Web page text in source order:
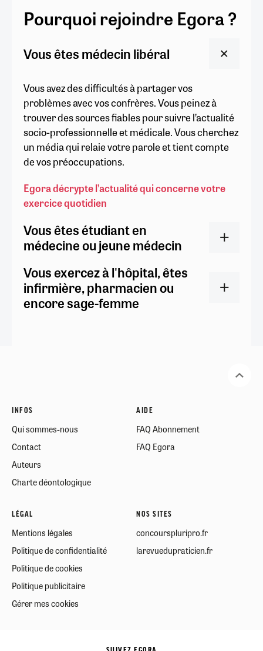
Pourquoi rejoindre Egora ?
Vous êtes médecin libéral
Vous avez des difficultés à partager vos
problèmes avec vos confrères. Vous peinez à
trouver des sources fiables pour suivre l’actualité
socio-professionnelle et médicale. Vous cherchez
un média qui relaie votre parole et tient compte
de vos préoccupations.
Egora décrypte l’actualité qui concerne votre
exercice quotidien
Vous êtes étudiant en
médecine ou jeune médecin
Vous exercez à l'hôpital, êtes
infirmière, pharmacien ou
encore sage-femme
INFOS
Qui sommes-nous
Contact
Auteurs
Charte déontologique
AIDE
FAQ Abonnement
FAQ Egora
LÉGAL
Mentions légales
Politique de confidentialité
Politique de cookies
Politique publicitaire
Gérer mes cookies
NOS SITES
concourspluripro.fr
larevuedupraticien.fr